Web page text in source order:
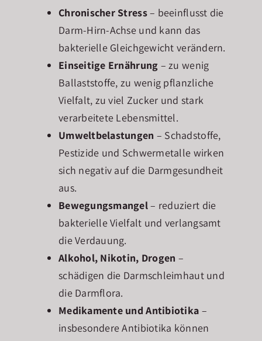
Chronischer Stress– beeinflusst die
Darm-Hirn-Achse und kann das
bakterielle Gleichgewicht verändern.
Einseitige Ernährung – zu wenig
Ballaststoffe, zu wenig pflanzliche
Vielfalt, zu viel Zucker und stark
verarbeitete Lebensmittel.
Umweltbelastungen – Schadstoffe,
Pestizide und Schwermetalle wirken
sich negativ auf die Darmgesundheit
aus.
Bewegungsmangel– reduziert die
bakterielle Vielfalt und verlangsamt
die Verdauung.
Alkohol, Nikotin, Drogen –
schädigen die Darmschleimhaut und
die Darmflora.
Medikamente und Antibiotika –
insbesondere Antibiotika können